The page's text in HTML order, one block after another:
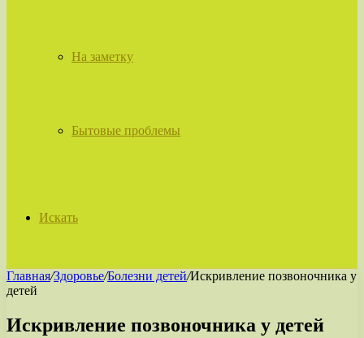
На заметку
Бытовые проблемы
Искать
Главная/Здоровье/Болезни детей/Искривление позвоночника у
детей
Искривление позвоночника у детей